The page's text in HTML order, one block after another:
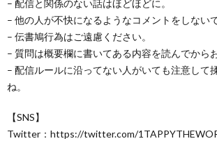
– 配信と関係のない話はほどほどに。
– 他の人が不快になるようなコメントをしない
– 伝書鳩行為はご遠慮ください。
– 質問は概要欄に書いてある内容を読んでから
– 配信ルールに沿ってない人がいても注意して
ね。
【SNS】
Twitter：https://twitter.com/